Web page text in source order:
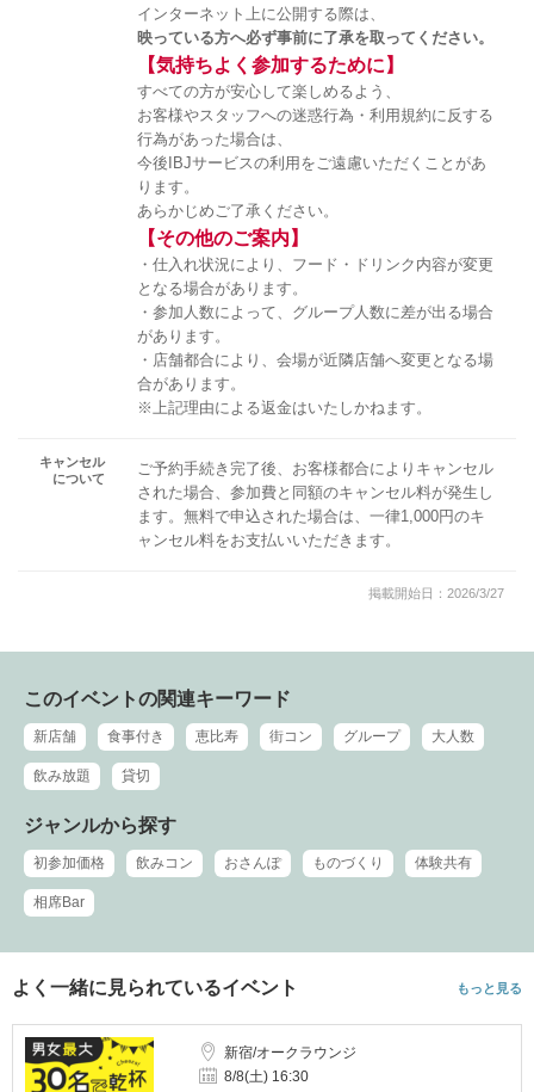
インターネット上に公開する際は、
映っている方へ必ず事前に了承を取ってください。
【気持ちよく参加するために】
すべての方が安心して楽しめるよう、
お客様やスタッフへの迷惑行為・利用規約に反する
行為があった場合は、
今後IBJサービスの利用をご遠慮いただくことがあ
ります。
あらかじめご了承ください。
【その他のご案内】
・仕入れ状況により、フード・ドリンク内容が変更
となる場合があります。
・参加人数によって、グループ人数に差が出る場合
があります。
・店舗都合により、会場が近隣店舗へ変更となる場
合があります。
※上記理由による返金はいたしかねます。
キャンセル
について
ご予約手続き完了後、お客様都合によりキャンセル
された場合、参加費と同額のキャンセル料が発生し
ます。無料で申込された場合は、一律1,000円のキ
ャンセル料をお支払いいただきます。
掲載開始日：2026/3/27
このイベントの関連キーワード
新店舗 食事付き 恵比寿 街コン グループ 大人数
飲み放題 貸切
ジャンルから探す
初参加価格 飲みコン おさんぽ ものづくり 体験共有
相席Bar
よく一緒に見られているイベント もっと見る
新宿/オークラウンジ
8/8(土) 16:30